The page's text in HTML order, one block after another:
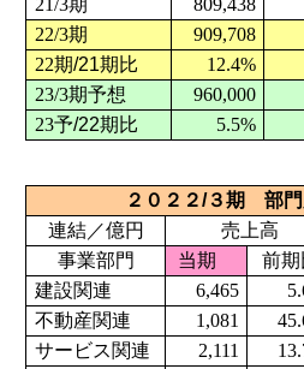
21/3期
809,438
22/3期
909,708
22期/21期比
12.4%
23/3期予想
960,000
23予/22期比 5.5%
２０２２/３期 部門
連結／億円
売上高
事業部門
当期
前
建設関連
6,465
不動産関連
1,081
サービス関連
2,111